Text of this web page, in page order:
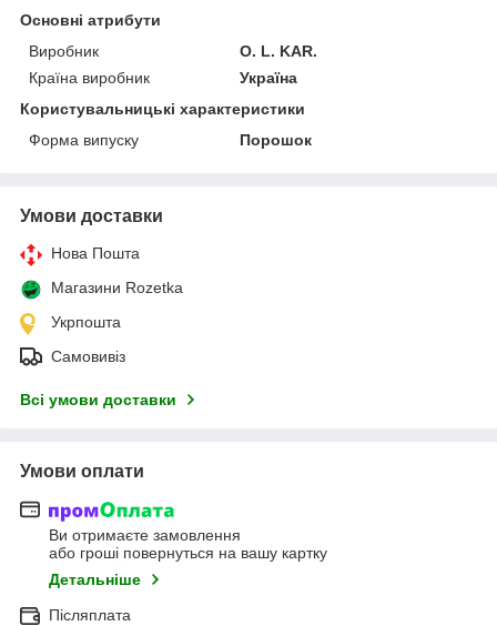
Основні атрибути
Виробник
O. L. KAR.
Країна виробник
Україна
Користувальницькі характеристики
Форма випуску
Порошок
Умови доставки
Нова Пошта
Магазини Rozetka
Укрпошта
Самовивіз
Всі умови доставки
Умови оплати
Ви отримаєте замовлення
або гроші повернуться на вашу картку
Детальніше
Післяплата